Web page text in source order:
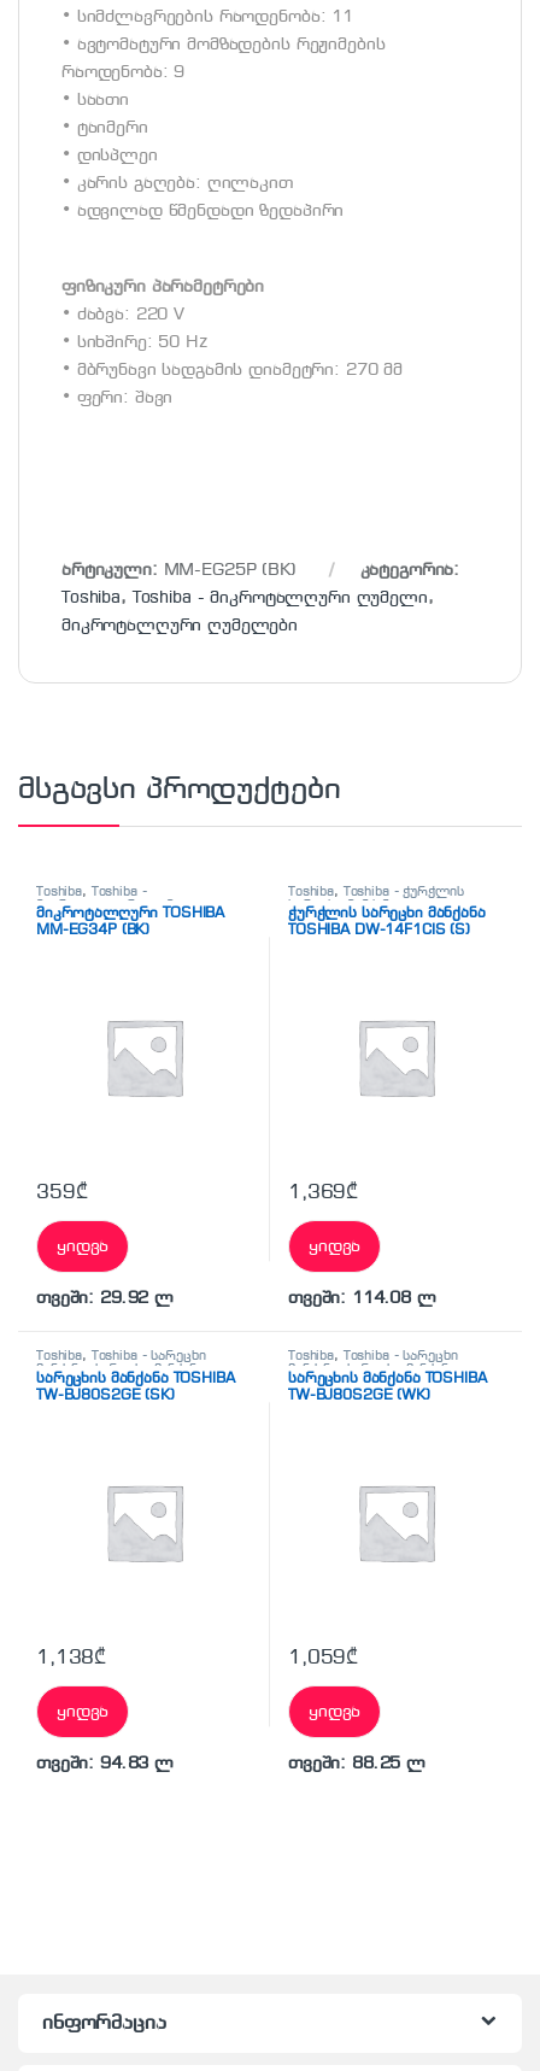
• სიმძლავრეების რაოდენობა: 11
• ავტომატური მომზადების რეჟიმების
რაოდენობა: 9
• საათი
• ტაიმერი
• დისპლეი
• კარის გაღება: ღილაკით
• ადვილად წმენდადი ზედაპირი
ფიზიკური პარამეტრები
• ძაბვა: 220 V
• სიხშირე: 50 Hz
• მბრუნავი სადგამის დიამეტრი: 270 მმ
• ფერი: შავი
არტიკული: MM-EG25P (BK)
კატეგორია:
Toshiba,Toshiba - მიკროტალღური ღუმელი,
მიკროტალღური ღუმელები
მსგავსი პროდუქტები
Toshiba, Toshiba -
მიკროტალღური ღუმელი,
მიკროტალღური ღუმელები
მიკროტალღური TOSHIBA
MM-EG34P (BK)
359₾
ყიდვა
თვეში: 29.92 ლ
Toshiba, Toshiba - ჭურჭლის
სარეცხი მანქანა
საყოფაცხოვრებო ტექნიკა
ჭურჭლის სარეცხი მანქანა
TOSHIBA DW-14F1CIS (S)
1,369₾
ყიდვა
თვეში: 114.08 ლ
Toshiba, Toshiba - სარეცხი
მანქანა
სარეცხი მანქანა
სარეცხის მანქანა TOSHIBA
TW-BJ80S2GE (SK)
1,138₾
ყიდვა
თვეში: 94.83 ლ
Toshiba, Toshiba - სარეცხი
მანქანა
სარეცხი მანქანა
სარეცხის მანქანა TOSHIBA
TW-BJ80S2GE (WK)
1,059₾
ყიდვა
თვეში: 88.25 ლ
ინფორმაცია